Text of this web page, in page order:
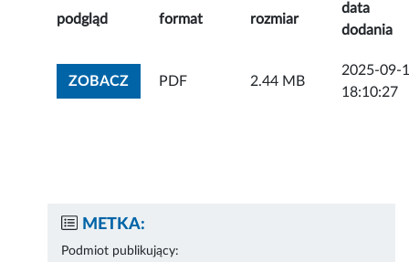
podgląd format rozmiar
data
dodania
ZOBACZZOBACZ ZAŁĄCZNIK
PDF 2.44 MB
2025-09-
18:10:27
METKA:
Podmiot publikujący: